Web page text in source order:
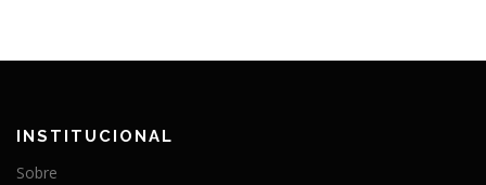
INSTITUCIONAL
Sobre